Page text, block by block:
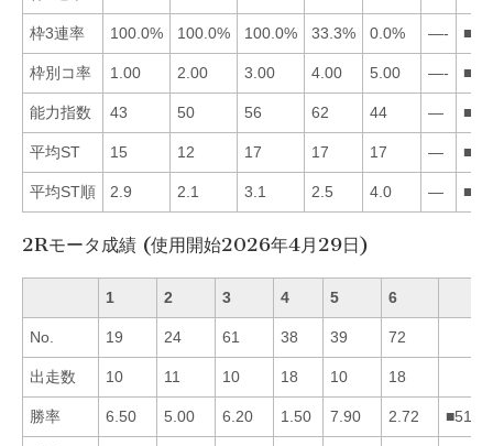
枠3連率 100.0% 100.0% 100.0% 33.3% 0.0% —-
枠別コ率 1.00 2.00 3.00 4.00 5.00 —-
能力指数 43 50 56 62 44 —
平均ST 15 12 17 17 17 —
平均ST順 2.9 2.1 3.1 2.5 4.0 —
2Rモータ成績 (使用開始2026年4月29日)
1 2 3 4 5 6
No. 19 24 61 38 39 72
出走数 10 11 10 18 10 18
勝率 6.50 5.00 6.20 1.50 7.90 2.72